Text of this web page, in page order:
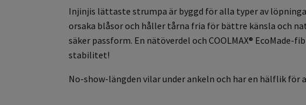
Injinjis lättaste strumpa är byggd för alla typer av
orsaka blåsor och håller tårna fria för bättre känsla och
säker passform. En nätöverdel och COOLMAX®
stabilitet!
No-show-längden vilar under ankeln och har en hälflik